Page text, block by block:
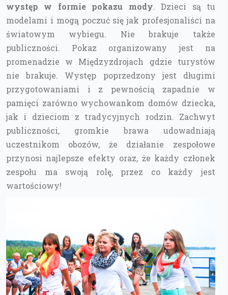
występ w formie pokazu mody. Dzieci są tu
modelami i mogą poczuć się jak profesjonaliści na
światowym wybiegu. Nie brakuje także
publiczności. Pokaz organizowany jest na
promenadzie w Międzyzdrojach gdzie turystów
nie brakuje. Występ poprzedzony jest długimi
przygotowaniami i z pewnością zapadnie w
pamięci zarówno wychowankom domów dziecka,
jak i dzieciom z tradycyjnych rodzin. Zachwyt
publiczności, gromkie brawa udowadniają
uczestnikom obozów, że działanie zespołowe
przynosi najlepsze efekty oraz, że każdy członek
zespołu ma swoją rolę, przez co każdy jest
wartościowy!